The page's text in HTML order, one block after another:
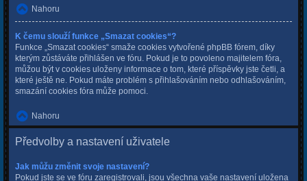
Nahoru
K čemu slouží funkce „Smazat cookies“?
Funkce „Smazat cookies“ smaže cookies vytvořené phpBB fórem, díky
kterým zůstáváte přihlášen ve fóru. Pokud je to povoleno majitelem fóra,
můžou být v cookies uloženy informace o tom, které příspěvky jste četli, a
které ještě ne. Pokud máte problém s přihlašováním nebo odhlašováním,
smazání cookies fóra může pomoci.
Nahoru
Předvolby a nastavení uživatele
Jak můžu změnit svoje nastavení?
Pokud jste se ve fóru zaregistrovali, jsou všechna vaše nastavení uložena